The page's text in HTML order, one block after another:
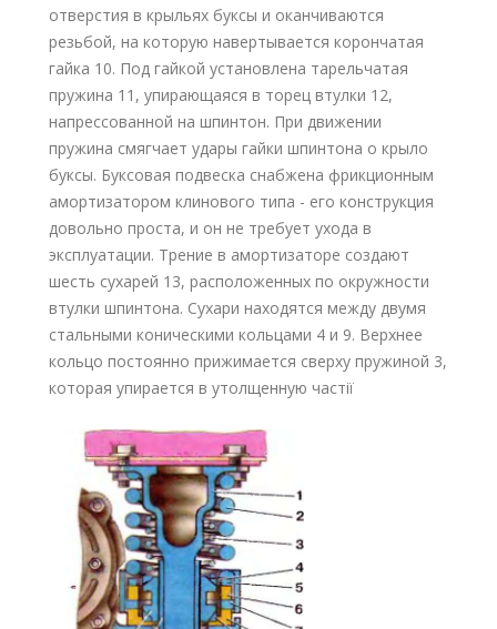
отверстия в крыльях буксы и оканчиваются
резьбой, на которую навертывается корончатая
гайка 10. Под гайкой установлена тарельчатая
пружина 11, упирающаяся в торец втулки 12,
напрессованной на шпинтон. При движении
пружина смягчает удары гайки шпинтона о крыло
буксы. Буксовая подвеска снабжена фрикционным
амортизатором клинового типа - его конструкция
довольно проста, и он не требует ухода в
эксплуатации. Трение в амортизаторе создают
шесть сухарей 13, расположенных по окружности
втулки шпинтона. Сухари находятся между двумя
стальными коническими кольцами 4 и 9. Верхнее
кольцо постоянно прижимается сверху пружиной 3,
которая упирается в утолщенную частії